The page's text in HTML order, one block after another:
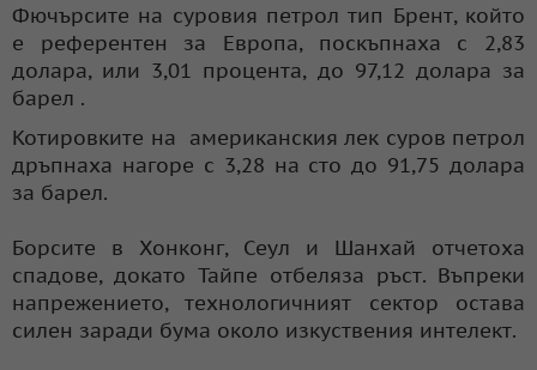
Фючърсите на суровия петрол тип Брент, който
е референтен за Европа, поскъпнаха с 2,83
долара, или 3,01 процента, до 97,12 долара за
барел .
Котировките на американския лек суров петрол
дръпнаха нагоре с 3,28 на сто до 91,75 долара
за барел.
Борсите в Хонконг, Сеул и Шанхай отчетоха
спадове, докато Тайпе отбеляза ръст. Въпреки
напрежението, технологичният сектор остава
силен заради бума около изкуствения интелект.